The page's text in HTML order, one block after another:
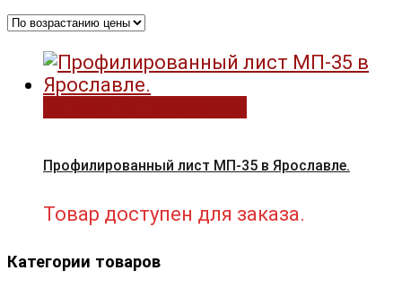
Профилированный лист МП-35 в Ярославле.
Товар доступен для заказа.
Категории товаров